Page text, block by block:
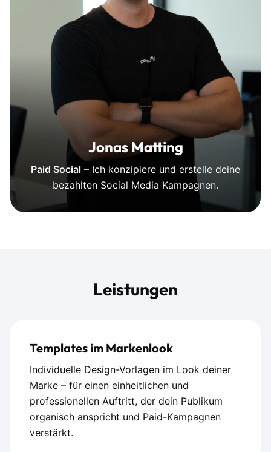
Jonas Matting
Paid Social – Ich konzipiere und erstelle deine
bezahlten Social Media Kampagnen.
Leistungen
Templates im Markenlook
Individuelle Design-Vorlagen im Look deiner
Marke – für einen einheitlichen und
professionellen Auftritt, der dein Publikum
organisch anspricht und Paid-Kampagnen
verstärkt.